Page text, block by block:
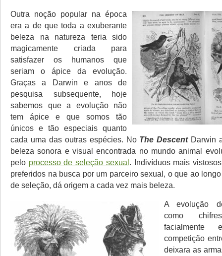
Outra noção popular na época
era a de que toda a exuberante
beleza na natureza teria sido
magicamente criada para
satisfazer os humanos que
seriam o ápice da evolução.
Graças a Darwin e anos de
pesquisa subsequente, hoje
sabemos que a evolução não
tem ápice e que somos tão
únicos e tão especiais quanto
cada uma das outras espécies. No The DescentDarwin
beleza sonora e visual encontrada no mundo animal
pelo processo de seleção sexual. Indivíduos mais
preferidos na busca por um parceiro sexual, o que ao
de seleção, dá origem a cada vez mais beleza.
A evolução
como
facialmente
competição
deixara as